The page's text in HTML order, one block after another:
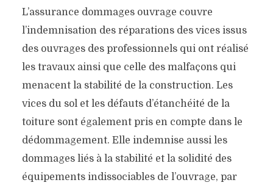
L’assurance dommages ouvrage couvre
l’indemnisation des réparations des vices issus
des ouvrages des professionnels qui ont réalisé
les travaux ainsi que celle des malfaçons qui
menacent la stabilité de la construction. Les
vices du sol et les défauts d’étanchéité de la
toiture sont également pris en compte dans le
dédommagement. Elle indemnise aussi les
dommages liés à la stabilité et la solidité des
équipements indissociables de l’ouvrage, par